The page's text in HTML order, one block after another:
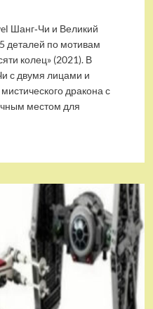
Шанг‑Чи и Великий
деталей по мотивам
колец» (2021). В
с двумя лицами и
дракона с
местом для